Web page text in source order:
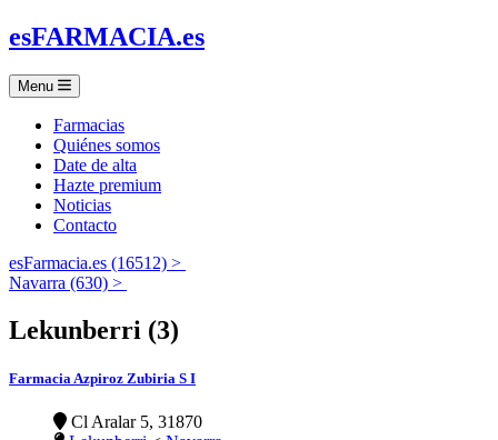
esFARMACIA.es
Menu
Farmacias
Quiénes somos
Date de alta
Hazte premium
Noticias
Contacto
esFarmacia.es (16512) >
Navarra (630) >
Lekunberri (3)
Farmacia Azpiroz Zubiria S I
Cl Aralar 5, 31870